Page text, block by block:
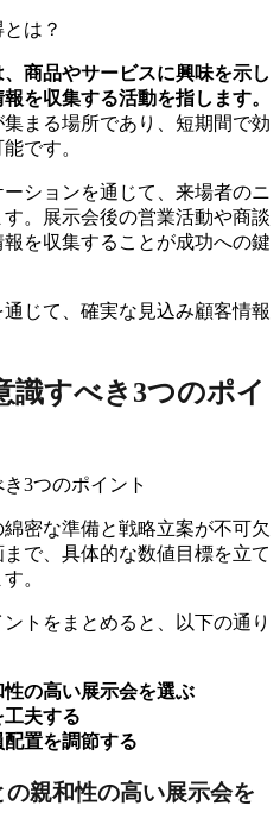
商品やサービスに興味を示し
を収集する活動を指します。
まる場所であり、短期間で効
です。
ションを通じて、来場者のニ
。展示会後の営業活動や商談
を収集することが成功への鍵
じて、確実な見込み顧客情報
識すべき3つのポイ
密な準備と戦略立案が不可欠
で、具体的な数値目標を立て
。
トをまとめると、以下の通り
の高い展示会を選ぶ
夫する
置を調節する
親和性の高い展示会を